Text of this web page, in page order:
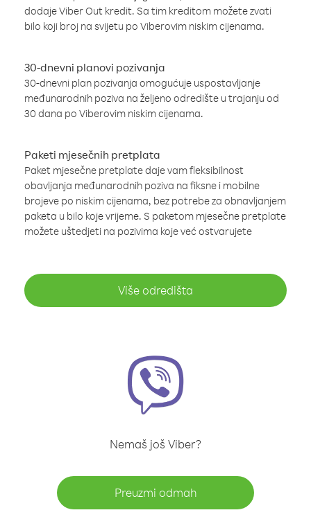
dodaje Viber Out kredit. Sa tim kreditom možete zvati
bilo koji broj na svijetu po Viberovim niskim cijenama.
30-dnevni planovi pozivanja
30-dnevni plan pozivanja omogućuje uspostavljanje
međunarodnih poziva na željeno odredište u trajanju od
30 dana po Viberovim niskim cijenama.
Paketi mjesečnih pretplata
Paket mjesečne pretplate daje vam fleksibilnost
obavljanja međunarodnih poziva na fiksne i mobilne
brojeve po niskim cijenama, bez potrebe za obnavljanjem
paketa u bilo koje vrijeme. S paketom mjesečne pretplate
možete uštedjeti na pozivima koje već ostvarujete
Više odredišta
Nemaš još Viber?
Preuzmi odmah